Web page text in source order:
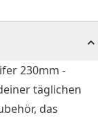
230mm -
täglichen
das